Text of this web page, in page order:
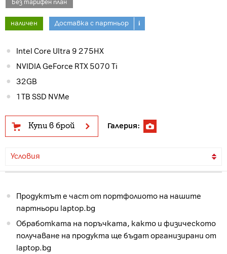
Без тарифен план
наличен Доставка с партньор i
Intel Core Ultra 9 275HX
NVIDIA GeForce RTX 5070 Ti
32GB
1TB SSD NVMe
Купи в брой Галерия:
Условия
Продуктът е част от портфолиото на нашите
партньори laptop.bg
Обработката на поръчката, както и физическото
получаване на продукта ще бъдат организирани от
laptop.bg